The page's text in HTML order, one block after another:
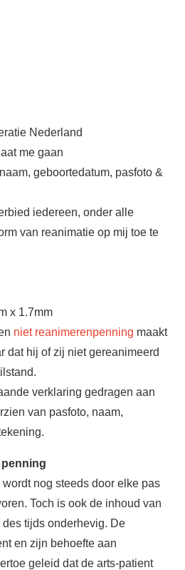
Nederland
me gaan
geboortedatum, pasfoto &
iedereen, onder alle
van reanimatie op mij toe te
x 1.7mm
niet reanimerenpenning maakt
dat hij of zij niet gereanimeerd
verklaring gedragen aan
van pasfoto, naam,
penning
wordt nog steeds door elke pas
Toch is ook de inhoud van
tijds onderhevig. De
en zijn behoefte aan
geleid dat de arts-patient